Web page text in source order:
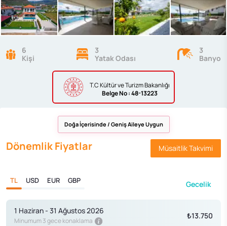
T.C Kültür ve Turizm Bakanlığı
BelgeNo : 48-13223
6
Kişi
3
Yatak Odası
3
Banyo
Doğa İçerisinde / Geniş Aileye Uygun
Dönemlik Fiyatlar Müsaitlik Takvimi
TL USD EUR GBP Gecelik
1 Haziran - 31 Ağustos 2026
Minumum 3 gece konaklama
₺13.750